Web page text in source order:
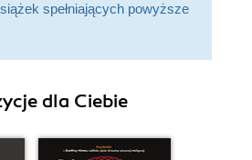
spełniających powyższe
dla Ciebie